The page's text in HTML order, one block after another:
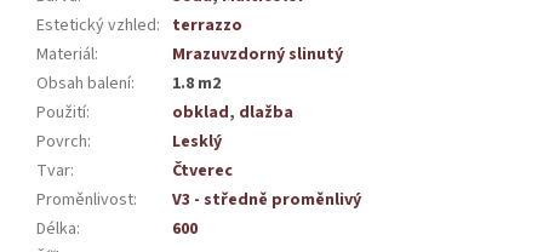
Estetický vzhled: terrazzo
Materiál:
Mrazuvzdorný slinutý
Obsah balení:
1.8 m2
Použití: obklad, dlažba
Povrch:
Lesklý
Tvar:
Čtverec
Proměnlivost:
V3 - středně proměnlivý
Délka:
600